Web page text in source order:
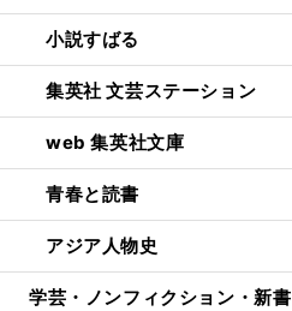
小説すばる
集英社 文芸ステーション
web 集英社文庫
青春と読書
アジア人物史
学芸・ノンフィクション・新書